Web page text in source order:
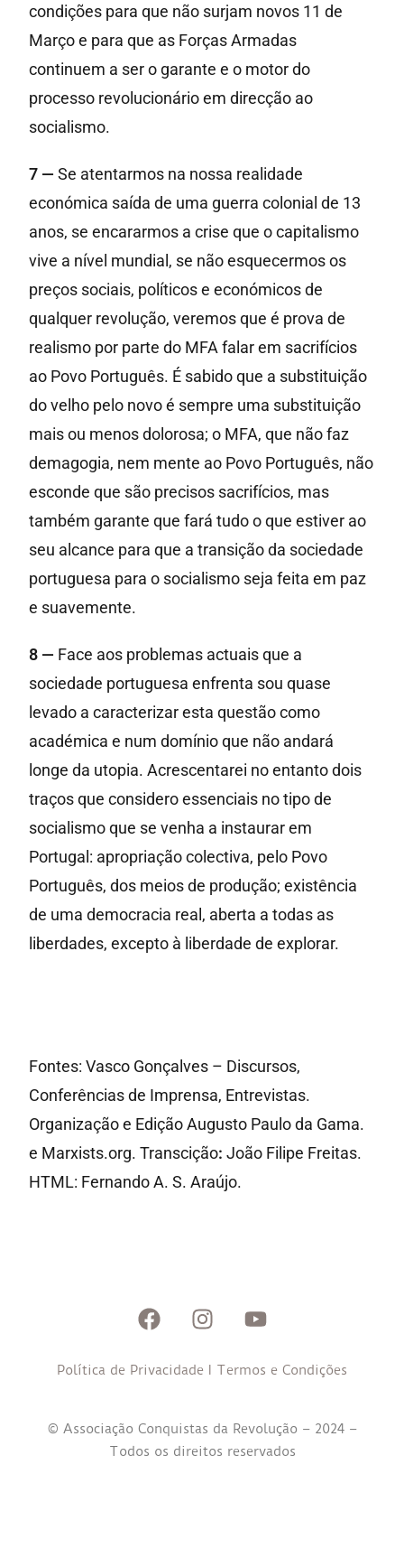
condições para que não surjam novos 11 de
Março e para que as Forças Armadas
continuem a ser o garante e o motor do
processo revolucionário em direcção ao
socialismo.
7 — Se atentarmos na nossa realidade
económica saída de uma guerra colonial de 13
anos, se encararmos a crise que o capitalismo
vive a nível mundial, se não esquecermos os
preços sociais, políticos e económicos de
qualquer revolução, veremos que é prova de
realismo por parte do MFA falar em sacrifícios
ao Povo Português. É sabido que a substituição
do velho pelo novo é sempre uma substituição
mais ou menos dolorosa; o MFA, que não faz
demagogia, nem mente ao Povo Português, não
esconde que são precisos sacrifícios, mas
também garante que fará tudo o que estiver ao
seu alcance para que a transição da sociedade
portuguesa para o socialismo seja feita em paz
e suavemente.
8 — Face aos problemas actuais que a
sociedade portuguesa enfrenta sou quase
levado a caracterizar esta questão como
académica e num domínio que não andará
longe da utopia. Acrescentarei no entanto dois
traços que considero essenciais no tipo de
socialismo que se venha a instaurar em
Portugal: apropriação colectiva, pelo Povo
Português, dos meios de produção; existência
de uma democracia real, aberta a todas as
liberdades, excepto à liberdade de explorar.
Fontes: Vasco Gonçalves – Discursos,
Conferências de Imprensa, Entrevistas.
Organização e Edição Augusto Paulo da Gama.
e Marxists.org. Transcição:João Filipe Freitas.
HTML: Fernando A. S. Araújo.
Política de Privacidade I Termos e Condições
© Associação Conquistas da Revolução – 2024 –
Todos os direitos reservados